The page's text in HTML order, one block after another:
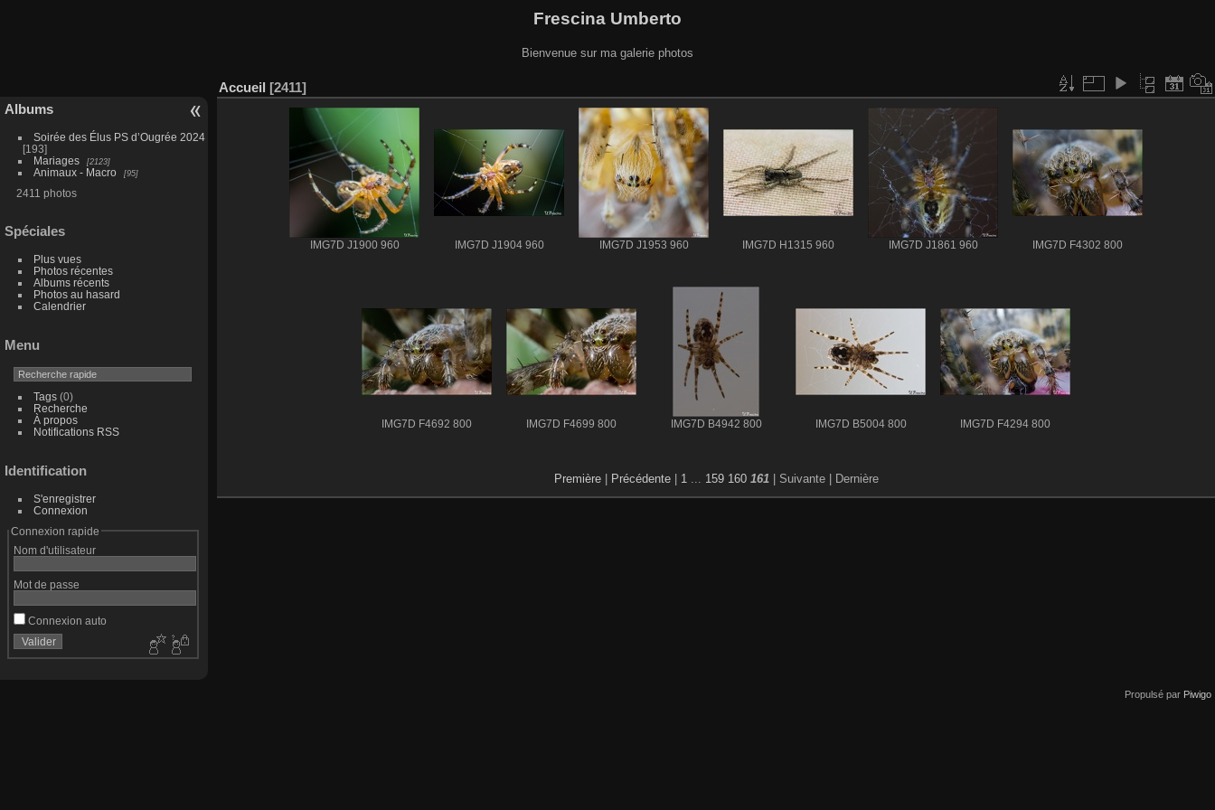
Frescina Umberto
Bienvenue sur ma galerie photos
Albums
Soirée des Élus PS d’Ougrée 2024
193
Mariages
2123
Animaux - Macro 95
2411 photos
Spéciales
Plus vues
Photos récentes
Albums récents
Photos au hasard
Calendrier
Menu
Tags(0)
Recherche
À propos
Notifications RSS
Identification
S'enregistrer
Connexion
Connexion rapide
Nom d'utilisateur
Mot de passe
Connexion auto
Accueil 2411
IMG7D J1900 960 IMG7D J1904 960 IMG7D J1953 960 IMG7D H1315 960 IMG7D J1861 960 IMG7D F4302 800
IMG7D F4692 800 IMG7D F4699 800 IMG7D B4942 800 IMG7D B5004 800 IMG7D F4294 800
Première| Précédente| 1 159 160 161 | Suivante | Dernière
Propulsé par Piwigo